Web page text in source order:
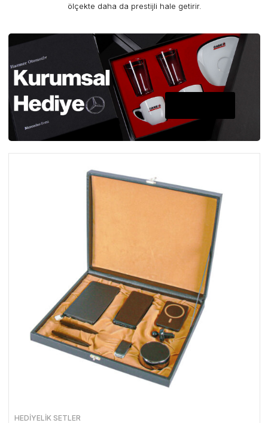
ölçekte daha da prestijli hale getirir.
HEDIYELIK SETLER